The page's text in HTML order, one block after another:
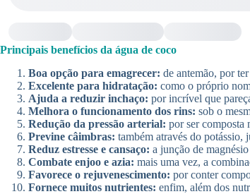
Principais benefícios da água de coco
Boa opção para emagrecer: de antemão, por
Excelente para hidratação: como o próprio
Ajuda a reduzir inchaço: por incrível que
Melhora o funcionamento dos rins: sob o
Redução da pressão arterial: por ser composta
Previne câimbras: também através do potássio,
Reduz estresse e cansaço: a junção de
Combate enjoo e azia: mais uma vez, a
Favorece o rejuvenescimento: por conter
Fornece muitos nutrientes: enfim, além dos